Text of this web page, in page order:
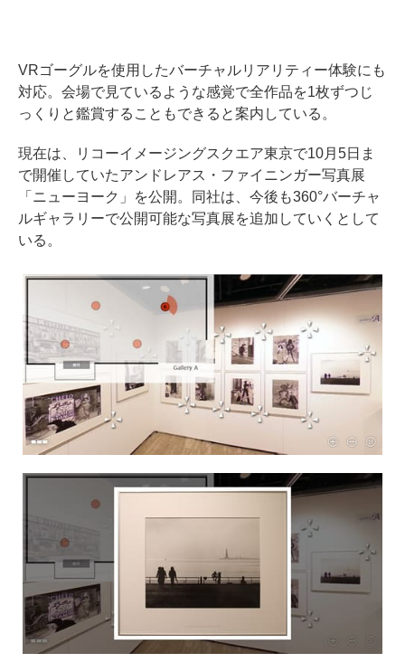
VRゴーグルを使用したバーチャルリアリティー体験にも
対応。会場で見ているような感覚で全作品を1枚ずつじ
っくりと鑑賞することもできると案内している。
現在は、リコーイメージングスクエア東京で10月5日ま
で開催していたアンドレアス・ファイニンガー写真展
「ニューヨーク」を公開。同社は、今後も360°バーチャ
ルギャラリーで公開可能な写真展を追加していくとして
いる。